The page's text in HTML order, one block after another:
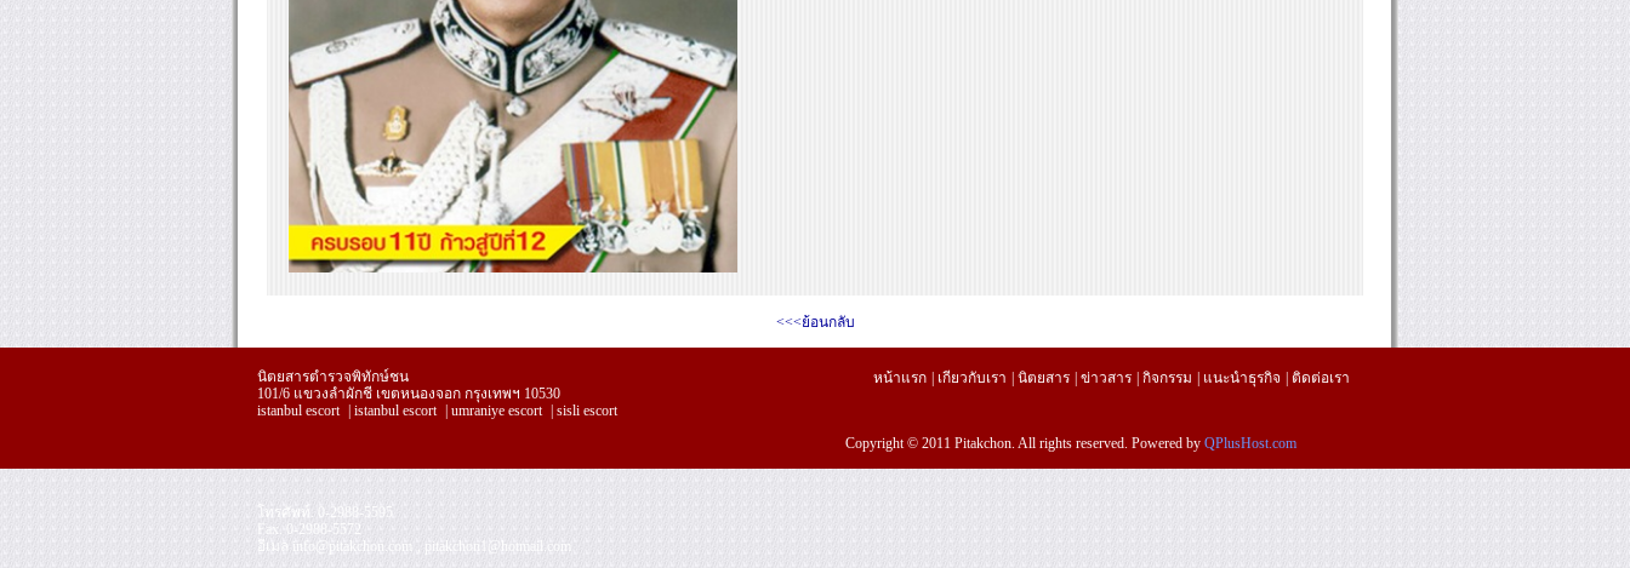
<<<ย้อนกลับ
นิตยสารตำรวจพิทักษ์ชน
101/6 แขวงลำผักชี เขตหนองจอก กรุงเทพฯ 10530
istanbul escort | istanbul escort | umraniye escort | sisli escort
replica
handbags
โทรศัพท์. 0-2988-5595
Fax. 0-2988-5572
อีเมล
info@pitakchon.com pitakchon1@hotmail.com
หน้าแรก | เกียวกับเรา | นิตยสาร | ข่าวสาร | กิจกรรม | แนะนำธุรกิจ | ติดต่อเรา
Copyright © 2011 Pitakchon. All rights reserved. Powered by QPlusHost.com